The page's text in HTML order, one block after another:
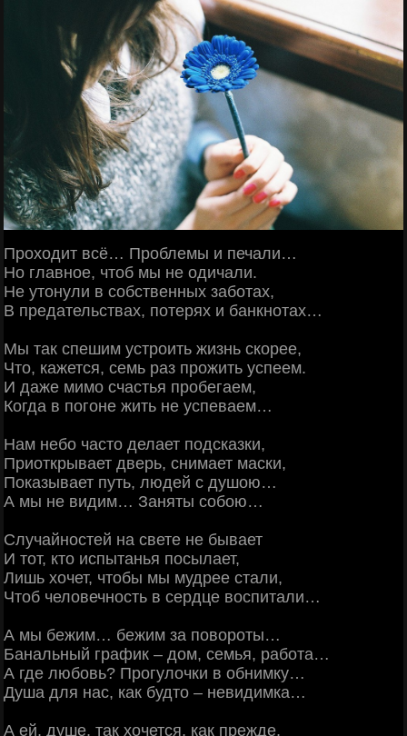
Проходит всё… Проблемы и печали…
Но главное, чтоб мы не одичали.
Не утонули в собственных заботах,
В предательствах, потерях и банкнотах…
Мы так спешим устроить жизнь скорее,
Что, кажется, семь раз прожить успеем.
И даже мимо счастья пробегаем,
Когда в погоне жить не успеваем…
Нам небо часто делает подсказки,
Приоткрывает дверь, снимает маски,
Показывает путь, людей с душою…
А мы не видим… Заняты собою…
Случайностей на свете не бывает
И тот, кто испытанья посылает,
Лишь хочет, чтобы мы мудрее стали,
Чтоб человечность в сердце воспитали…
А мы бежим… бежим за повороты…
Банальный график – дом, семья, работа…
А где любовь? Прогулочки в обнимку…
Душа для нас, как будто – невидимка…
А ей, душе, так хочется, как прежде,